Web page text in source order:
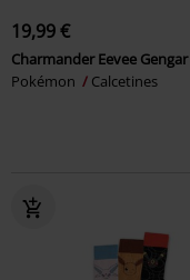
19,99 €
Charmander Eevee Gengar
Pokémon
Calcetines